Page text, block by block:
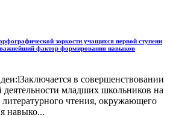
зоркости учащихся первой ступени
фактор формирования навыков
в совершенствовании
деятельности младших школьников на
литературного чтения, окружающего
навыко...